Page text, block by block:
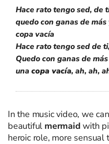
Hace rato tengo sed, de
quedo con ganas de
copa vacía
Hace rato tengo sed de
Quedo con ganas de
una copa vacía, ah, ah,
In the music video, we
beautiful mermaid with
heroic role, more sensual